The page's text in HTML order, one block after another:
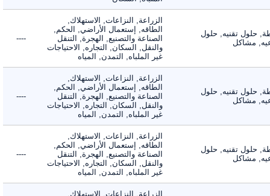
حلول تقنيه, حلول
مشاكل
الزراعة, النزاعات, الاستهلاك,
الطاقه, إستعمال الأراضي, الحكم,
الصناعة والتصنيع, الهجرة, التنقل
والنقل, السكان, التجاره, الاحتياجات
غير الملباه, التمدن, المياه
----
حلول تقنيه, حلول
مشاكل
الزراعة, النزاعات, الاستهلاك,
الطاقه, إستعمال الأراضي, الحكم,
الصناعة والتصنيع, الهجرة, التنقل
والنقل, السكان, التجاره, الاحتياجات
غير الملباه, التمدن, المياه
----
حلول تقنيه, حلول
مشاكل
الزراعة, النزاعات, الاستهلاك,
الطاقه, إستعمال الأراضي, الحكم,
الصناعة والتصنيع, الهجرة, التنقل
والنقل, السكان, التجاره, الاحتياجات
غير الملباه, التمدن, المياه
----
الزراعة, النزاعات, الاستهلاك,